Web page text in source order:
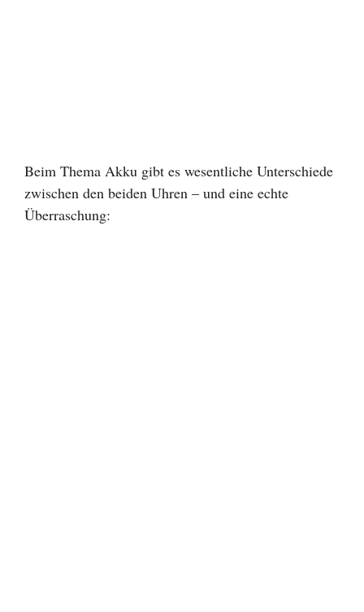
Beim Thema Akku gibt es wesentliche Unterschiede
zwischen den beiden Uhren – und eine echte
Überraschung: